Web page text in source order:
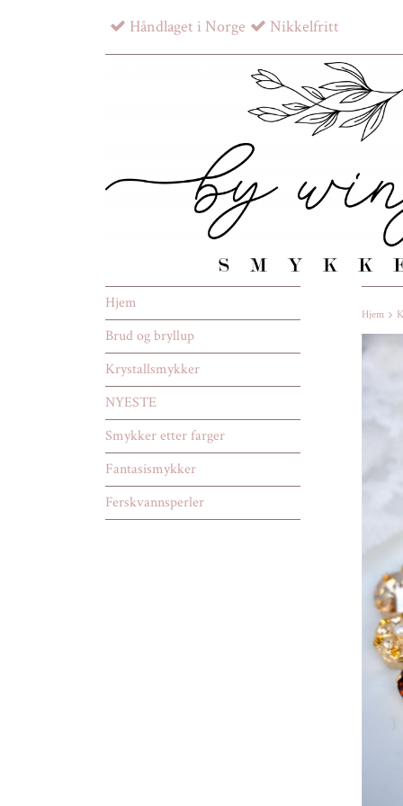
Håndlaget i Norge Nikkelfritt
Hjem
Brud og bryllup
Krystallsmykker
NYESTE
Smykker etter farger
Fantasismykker
Ferskvannsperler
Hjem